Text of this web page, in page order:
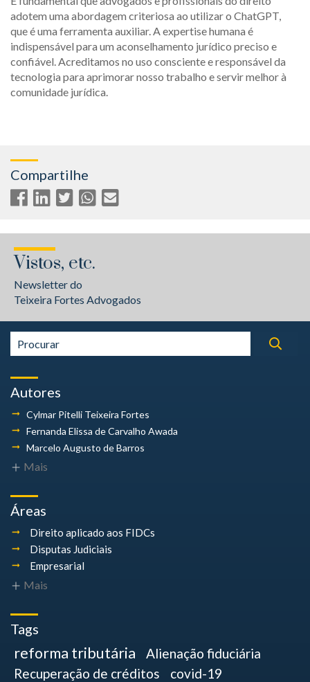
adotem uma abordagem criteriosa ao utilizar o ChatGPT,
que é uma ferramenta auxiliar. A expertise humana é
indispensável para um aconselhamento jurídico preciso e
confiável. Acreditamos no uso consciente e responsável da
tecnologia para aprimorar nosso trabalho e servir melhor à
comunidade jurídica.
Compartilhe
Vistos, etc.
Newsletter do
Teixeira Fortes Advogados
Autores
Cylmar Pitelli Teixeira Fortes
Fernanda Elissa de Carvalho Awada
Marcelo Augusto de Barros
Mais
Áreas
Direito aplicado aos FIDCs
Disputas Judiciais
Empresarial
Mais
Tags
reforma tributária
Alienação fiduciária
Recuperação de créditos
covid-19